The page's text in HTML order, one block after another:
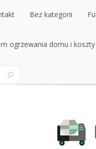
Bez kategorii
Bez kategorii
ogrzewania domu i koszty
ogrzewania domu i koszty